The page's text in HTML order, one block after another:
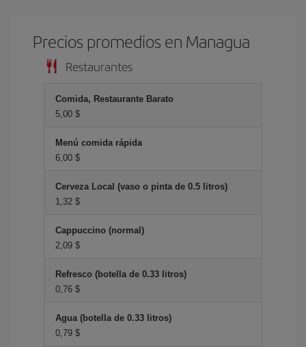
Precios promedios en Managua
Restaurantes
Comida, Restaurante Barato
5,00 $
Menú comida rápida
6,00 $
Cerveza Local (vaso o pinta de 0.5 litros)
1,32 $
Cappuccino (normal)
2,09 $
Refresco (botella de 0.33 litros)
0,76 $
Agua (botella de 0.33 litros)
0,79 $